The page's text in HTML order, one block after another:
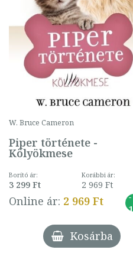
W. Bruce Cameron
Piper története -
Kölyökmese
Borító ár:
3 299 Ft
Korábbi ár:
2 969 Ft
Online ár: 2 969 Ft
-
Kosárba